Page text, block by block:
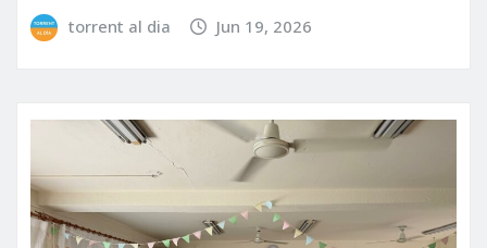
torrent al dia Jun 19, 2026